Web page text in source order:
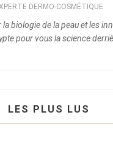
DERMO-COSMÉTIQUE
la biologie de la peau et les
pour vous la science
LES PLUS LUS